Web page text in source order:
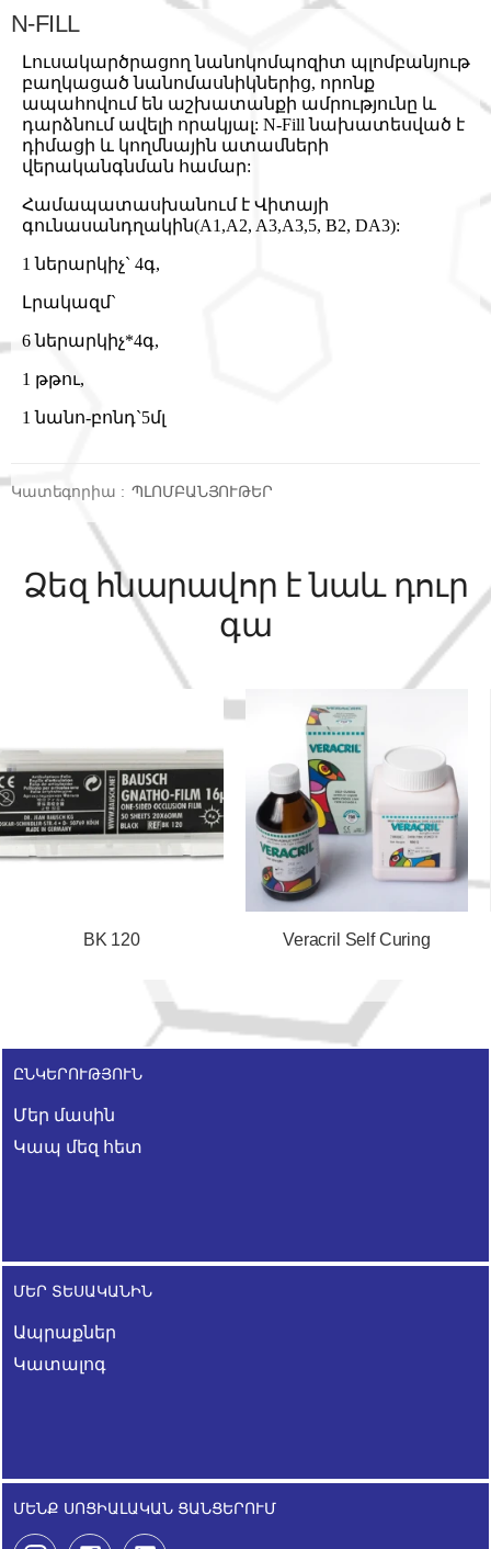
N-FILL
Լուսակարծրացող նանոկոմպոզիտ պլոմբանյութ
բաղկացած նանոմասնիկներից, որոնք
ապահովում են աշխատանքի ամրությունը և
դարձնում ավելի որակյալ: N-Fill նախատեսված է
դիմացի և կողմնային ատամների
վերականգնման համար:
Համապատասխանում է Վիտայի
գունասանդղակին(A1,A2, A3,A3,5, B2, DA3):
1 ներարկիչ` 4գ,
Լրակազմ`
6 ներարկիչ*4գ,
1 թթու,
1 նանո-բոնդ`5մլ
Կատեգորիա : ՊԼՈՄԲԱՆՅՈՒԹԵՐ
Ձեզ հնարավոր է նաև դուր
գա
BK 120 Veracril Self Curing
ԸՆԿԵՐՈՒԹՅՈՒՆ
Մեր մասին
Կապ մեզ հետ
ՄԵՐ ՏԵՍԱԿԱՆԻՆ
Ապրաքներ
Կատալոգ
ՄԵՆՔ ՍՈՑԻԱԼԱԿԱՆ ՑԱՆՑԵՐՈՒՄ